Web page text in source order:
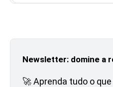
Newsletter: domine a
🚀 Aprenda tudo o